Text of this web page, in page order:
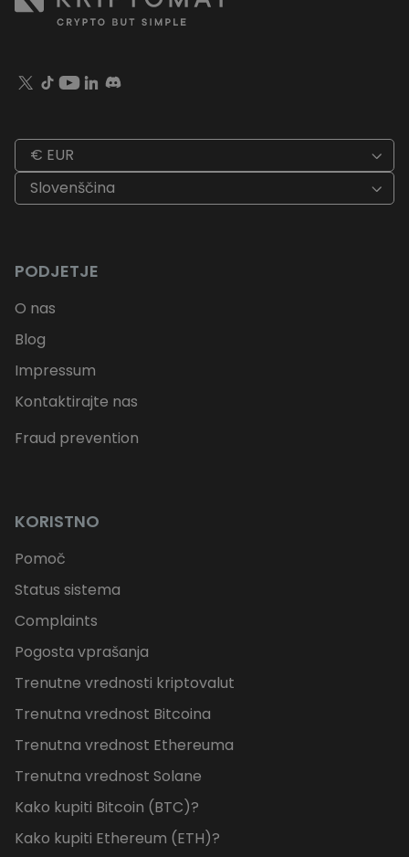
€ EUR
Slovenščina
PODJETJE
O nas
Blog
Impressum
Kontaktirajte nas
Fraud prevention
KORISTNO
Pomoč
Status sistema
Complaints
Pogosta vprašanja
Trenutne vrednosti kriptovalut
Trenutna vrednost Bitcoina
Trenutna vrednost Ethereuma
Trenutna vrednost Solane
Kako kupiti Bitcoin (BTC)?
Kako kupiti Ethereum (ETH)?